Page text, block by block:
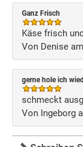
Ganz Frisch
Käse frisch
Von Denise
gerne hole ich
schmeckt
Von Ingeborg